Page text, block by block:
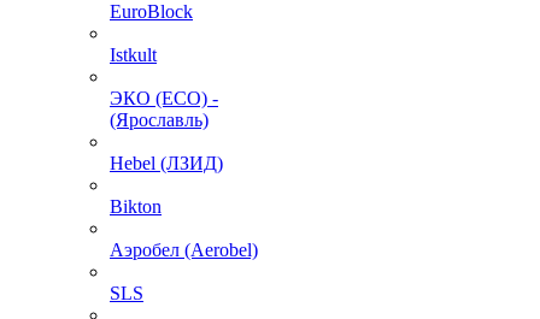
EuroBlock
Istkult
ЭКО (ECO) -
(Ярославль)
Hebel (ЛЗИД)
Bikton
Аэробел (Aerobel)
SLS